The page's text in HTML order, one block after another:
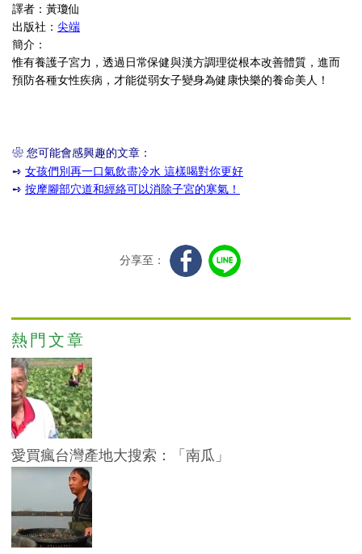
譯者：黃瓊仙
出版社： 尖端
簡介：
惟有養護子宮力，透過日常保健與漢方調理從根本改善體質，進而
預防各種女性疾病，才能從弱女子變身為健康快樂的養命美人！
❀ 您可能會感興趣的文章：
➺ 女孩們別再一口氣飲盡冷水 這樣喝對你更好
➺ 按摩腳部穴道和經絡可以消除子宮的寒氣！
分享至：
熱門文章
愛買瘋台灣產地大搜索：「南瓜」